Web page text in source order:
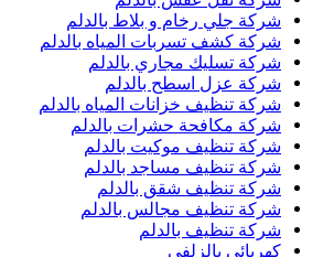
شركة جلي رخام و بلاط بالدلم
شركة كشف تسربات المياه بالدلم
شركة تسليك مجاري بالدلم
شركة عزل اسطح بالدلم
شركة تنظيف خزانات المياه بالدلم
شركة مكافحة حشرات بالدلم
شركة تنظيف موكيت بالدلم
شركة تنظيف مساجد بالدلم
شركة تنظيف شقق بالدلم
شركة تنظيف مجالس بالدلم
شركة تنظيف بالدلم
كهربائى بالزلفي